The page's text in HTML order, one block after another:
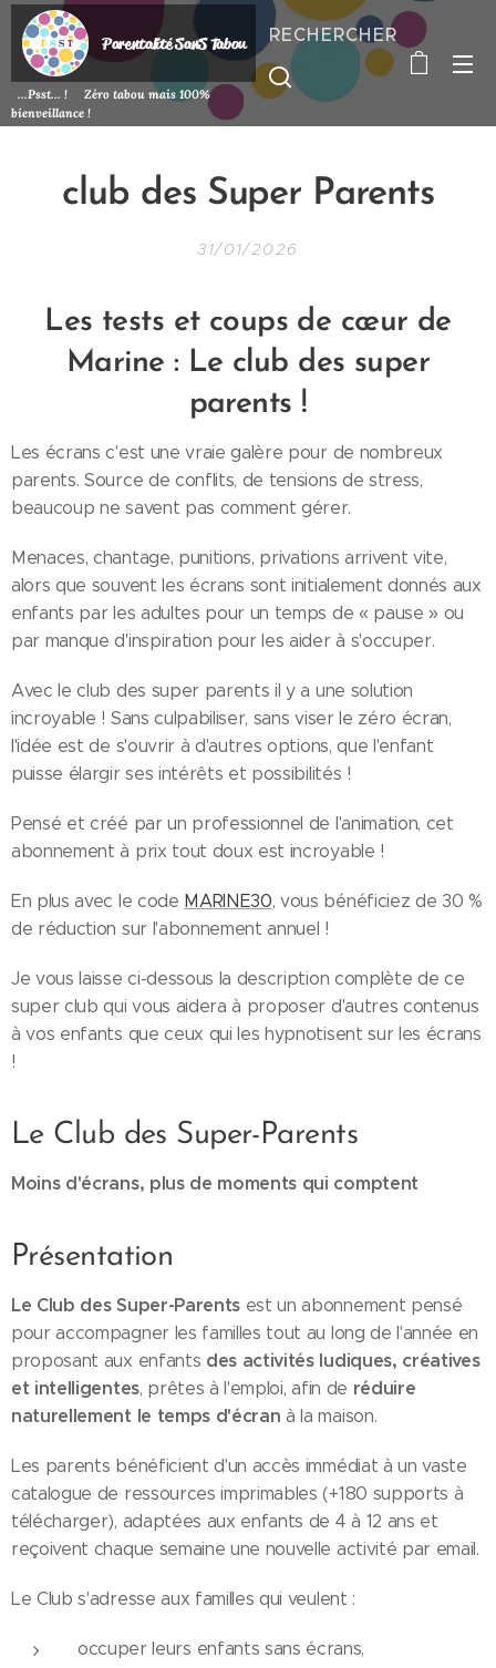
Parentalité SanSTabou
...Psst... ! Zéro tabou mais 100%
bienveillance !
RECHERCHER
club des Super Parents
31/01/2026
Les tests et coups de cœur de
Marine : Le club des super
parents !
Les écrans c'est une vraie galère pour de nombreux
parents. Source de conflits, de tensions de stress,
beaucoup ne savent pas comment gérer.
Menaces, chantage, punitions, privations arrivent vite,
alors que souvent les écrans sont initialement donnés aux
enfants par les adultes pour un temps de « pause » ou
par manque d'inspiration pour les aider à s'occuper.
Avec le club des super parents il y a une solution
incroyable ! Sans culpabiliser, sans viser le zéro écran,
l'idée est de s'ouvrir à d'autres options, que l'enfant
puisse élargir ses intérêts et possibilités !
Pensé et créé par un professionnel de l'animation, cet
abonnement à prix tout doux est incroyable !
En plus avec le code MARINE30, vous bénéficiez de 30 %
de réduction sur l'abonnement annuel !
Je vous laisse ci-dessous la description complète de ce
super club qui vous aidera à proposer d'autres contenus
à vos enfants que ceux qui les hypnotisent sur les écrans
!
Le Club des Super-Parents
Moins d'écrans, plus de moments qui comptent
Présentation
Le Club des Super-Parents est un abonnement pensé
pour accompagner les familles tout au long de l'année en
proposant aux enfants des activités ludiques, créatives
et intelligentes, prêtes à l'emploi, afin de réduire
naturellement le temps d'écran à la maison.
Les parents bénéficient d'un accès immédiat à un vaste
catalogue de ressources imprimables (+180 supports à
télécharger), adaptées aux enfants de 4 à 12 ans et
reçoivent chaque semaine une nouvelle activité par email.
Le Club s'adresse aux familles qui veulent :
occuper leurs enfants sans écrans,